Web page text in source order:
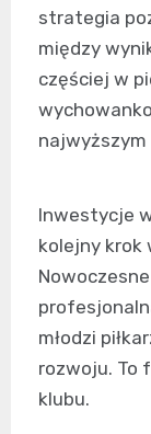
strategia
między
częściej w
najwyższym
Inwestycje
kolejny krok
młodzi
rozwoju. To
klubu.